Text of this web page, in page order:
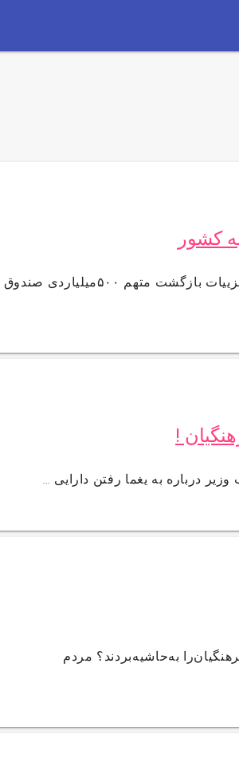
جزییات بازگشت متهم ۵۰۰میلیاردی صندوق ذخیره فرهنگیان به کشوراقتصاد آنلاین جزییات
!
درباره به یغما رفتن دارایی …
به‌حاشیه‌بردند؟ مردم